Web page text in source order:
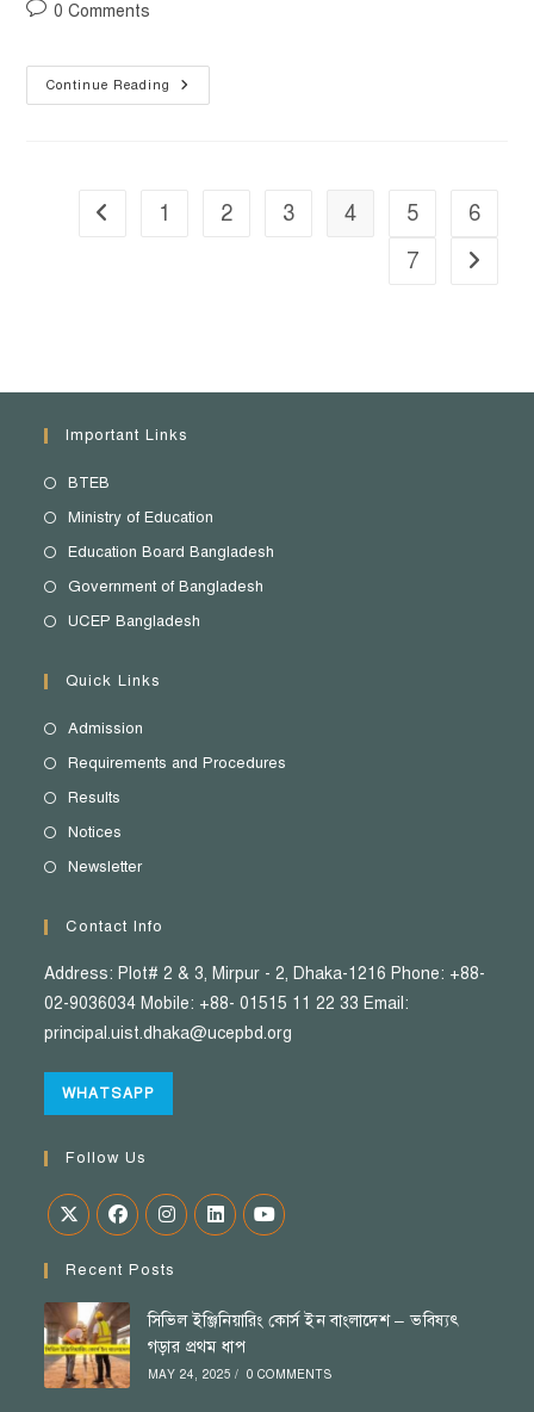
0 Comments
Continue Reading
1 2 3 4 5
6
7
Important Links
BTEB
Ministry of Education
Education Board Bangladesh
Government of Bangladesh
UCEP Bangladesh
Quick Links
Admission
Requirements and Procedures
Results
Notices
Newsletter
Contact Info
Address: Plot# 2 & 3, Mirpur - 2, Dhaka-1216 Phone: +88-
02-9036034 Mobile: +88- 01515 11 22 33 Email:
principal.uist.dhaka@ucepbd.org
WHATSAPP
Follow Us
Recent Posts
সিভিল ইঞ্জিনিয়ারিং কোর্স ইন বাংলাদেশ – ভবিষ্যৎ
গড়ার প্রথম ধাপ
MAY 24, 2025 / 0 COMMENTS